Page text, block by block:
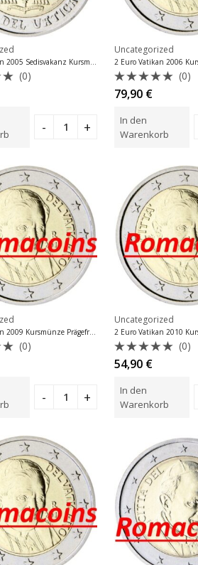
(0)
Uncategorized
Bewertet
mit
von
5
(0)
79,90 €
In den
Warenkorb
(0)
Uncategorized
Bewertet
mit
von
5
(0)
54,90 €
In den
Warenkorb